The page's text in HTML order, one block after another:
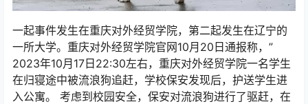
一起事件发生在重庆对外经贸学院，第二起发生在辽宁的
一所大学。重庆对外经贸学院官网10月20日通报称，”
2023年10月17日22:30左右，重庆对外经贸学院一名学生
在归寝途中被流浪狗追赶，学校保安发现后，护送学生进
入公寓。 考虑到校园安全，保安对流浪狗进行了驱赶，在